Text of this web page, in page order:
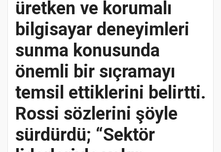
üretken ve korumalı
bilgisayar deneyimleri
sunma konusunda
önemli bir sıçramayı
temsil ettiklerini belirtti.
Rossi sözlerini şöyle
sürdürdü; “Sektör